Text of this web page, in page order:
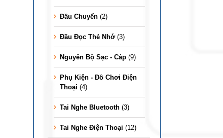
Đầu Chuyển (2)
Đầu Đọc Thẻ Nhớ (3)
Nguyên Bộ Sạc - Cáp (9)
Phụ Kiện - Đồ Chơi Điện
Thoại (4)
Tai Nghe Bluetooth (3)
Tai Nghe Điện Thoại (12)